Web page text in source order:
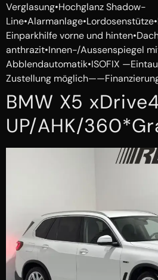
Verglasung•Hochglanz Shadow-
Einparkhilfe vorne und
anthrazit•Innen-/Aussenspiegel
Abblendautomatik•ISOFIX
Zustellung
BMW X5
UP/AHK/